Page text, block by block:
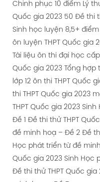
Chinh phục 10 điểm Lý
Quốc gia 2023 50 Đề thi
Sinh học luyện 8,5+
ôn luyện THPT Quốc gia
Tài liệu ôn thi đại học
Quốc gia 2023 Tổng
lớp 12 ôn thi THPT Quốc
thi THPT Quốc gia 2023
THPT Quốc gia 2023
Đề 1 Đề thi thử THPT
đề minh hoạ – Đề 2 Đề
Học phát triển từ đề
Quốc gia 2023 Sinh Học
Đề thi thử THPT Quốc